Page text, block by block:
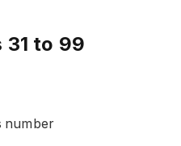
31 to 99
number